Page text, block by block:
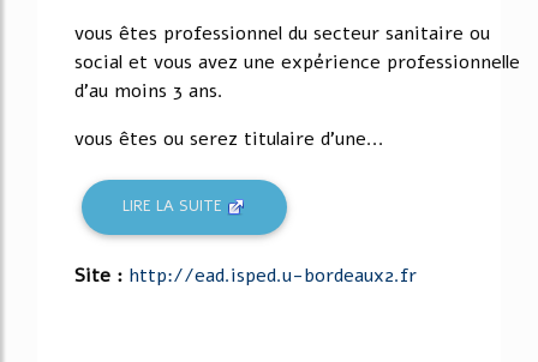
vous êtes professionnel du secteur sanitaire ou
social et vous avez une expérience professionnelle
d'au moins 3 ans.
vous êtes ou serez titulaire d'une...
LIRE LA SUITE
Site : http://ead.isped.u-bordeaux2.fr